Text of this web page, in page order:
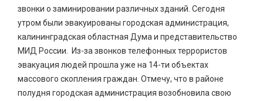
звонки о заминировании различных зданий. Сегодня
утром были эвакуированы городская администрация,
калининградская областная Дума и представительство
МИД России. Из-за звонков телефонных террористов
эвакуация людей прошла уже на 14-ти объектах
массового скопления граждан. Отмечу, что в районе
полудня городская администрация возобновила свою